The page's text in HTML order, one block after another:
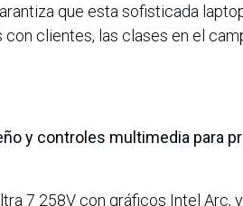
que esta sofisticada
clientes, las clases en el
y controles multimedia para
7 258V con gráficos Intel Arc,